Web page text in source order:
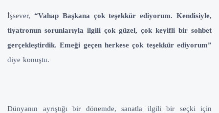
İşsever, “Vahap Başkana çok teşekkür ediyorum. Kendisiyle,
tiyatronun sorunlarıyla ilgili çok güzel, çok keyifli bir sohbet
gerçekleştirdik. Emeği geçen herkese çok teşekkür ediyorum”
diye konuştu.
Dünyanın ayrıştığı bir dönemde, sanatla ilgili bir seçki için